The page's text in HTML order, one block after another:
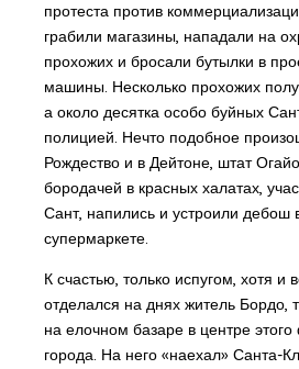
протеста против
грабили магазины, нападали на
прохожих и бросали бутылки в
машины. Несколько прохожих
а около десятка особо буйных
полицией. Нечто подобное
Рождество и в Дейтоне, штат
бородачей в красных халатах,
Сант, напились и устроили дебош
супермаркете.
К счастью, только испугом, хотя и
отделался на днях житель Бордо,
на елочном базаре в центре этого
города. На него «наехал» Санта-